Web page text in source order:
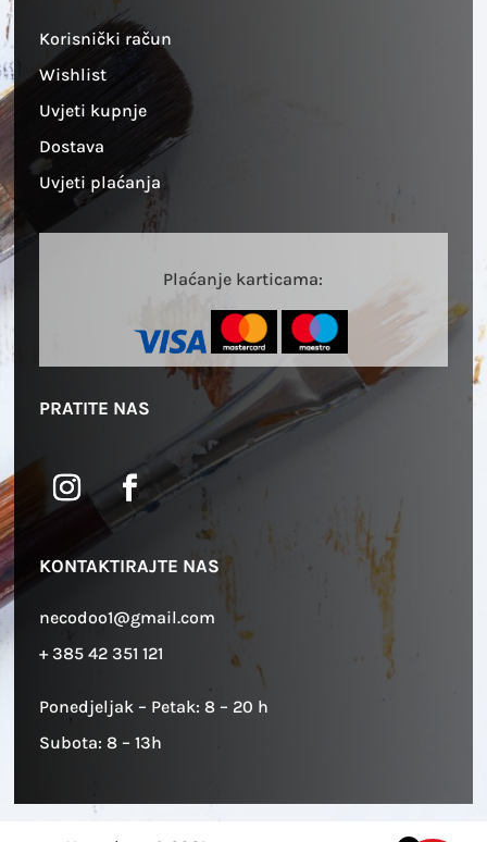
Korisnički račun
Wishlist
Uvjeti kupnje
Dostava
Uvjeti plaćanja
Plaćanje karticama:
PRATITE NAS
KONTAKTIRAJTE NAS
necodoo1@gmail.com
+ 385 42 351 121
Ponedjeljak – Petak: 8 – 20 h
Subota: 8 – 13h